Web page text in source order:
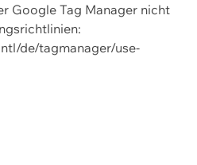
Google Tag Manager nicht
de/tagmanager/use-